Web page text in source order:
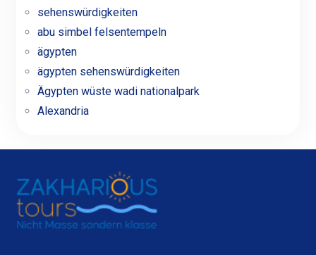
sehenswürdigkeiten
abu simbel felsentempeln
ägypten
ägypten sehenswürdigkeiten
Ägypten wüste wadi nationalpark
Alexandria